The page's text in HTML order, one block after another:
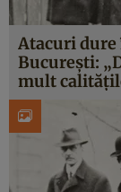
Atacuri dure
București:
mult